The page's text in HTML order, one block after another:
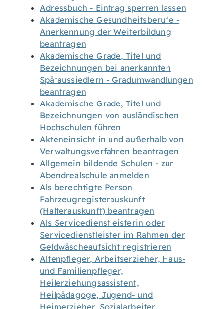
Adressbuch - Eintrag sperren lassen
Akademische Gesundheitsberufe -
Anerkennung der Weiterbildung
beantragen
Akademische Grade, Titel und
Bezeichnungen bei anerkannten
Spätaussiedlern - Gradumwandlungen
beantragen
Akademische Grade, Titel und
Bezeichnungen von ausländischen
Hochschulen führen
Akteneinsicht in und außerhalb von
Verwaltungsverfahren beantragen
Allgemein bildende Schulen - zur
Abendrealschule anmelden
Als berechtigte Person
Fahrzeugregisterauskunft
(Halterauskunft) beantragen
Als Servicedienstleisterin oder
Servicedienstleister im Rahmen der
Geldwäscheaufsicht registrieren
Altenpfleger, Arbeitserzieher, Haus-
und Familienpfleger,
Heilerziehungsassistent,
Heilpädagoge, Jugend- und
Heimerzieher, Sozialarbeiter,